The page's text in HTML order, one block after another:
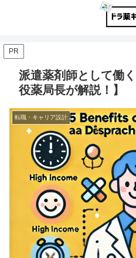
PR
派遣薬剤師として働
役薬局長が解説！】
転職・キャリア設計